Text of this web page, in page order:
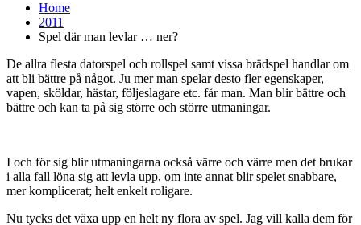
Home
2011
Spel där man levlar … ner?
De allra flesta datorspel och rollspel samt vissa brädspel handlar om
att bli bättre på något. Ju mer man spelar desto fler egenskaper,
vapen, sköldar, hästar, följeslagare etc. får man. Man blir bättre och
bättre och kan ta på sig större och större utmaningar.
I och för sig blir utmaningarna också värre och värre men det brukar
i alla fall löna sig att levla upp, om inte annat blir spelet snabbare,
mer komplicerat; helt enkelt roligare.
Nu tycks det växa upp en helt ny flora av spel. Jag vill kalla dem för